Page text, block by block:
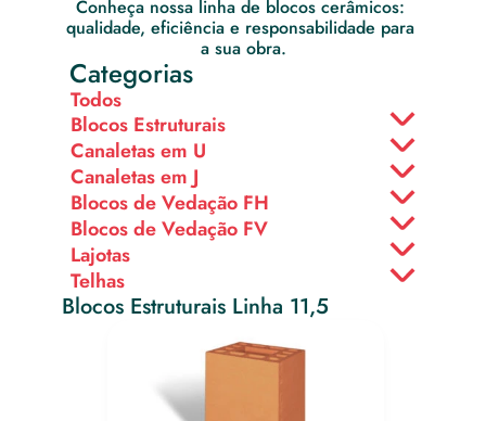
Conheça nossa linha de blocos cerâmicos:
qualidade, eficiência e responsabilidade para
a sua obra.
Categorias
Todos
Blocos Estruturais
Canaletas em U
Canaletas em J
Blocos de Vedação FH
Blocos de Vedação FV
Lajotas
Telhas
Blocos Estruturais Linha 11,5